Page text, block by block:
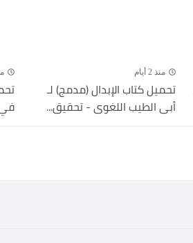
منذ 2 أيام
تحميل كتاب الإبدال (مدمج) لـ
أبى الطيب اللغوى - تحقيق...
في